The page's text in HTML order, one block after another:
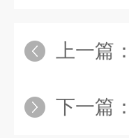
上一篇：
下一篇：